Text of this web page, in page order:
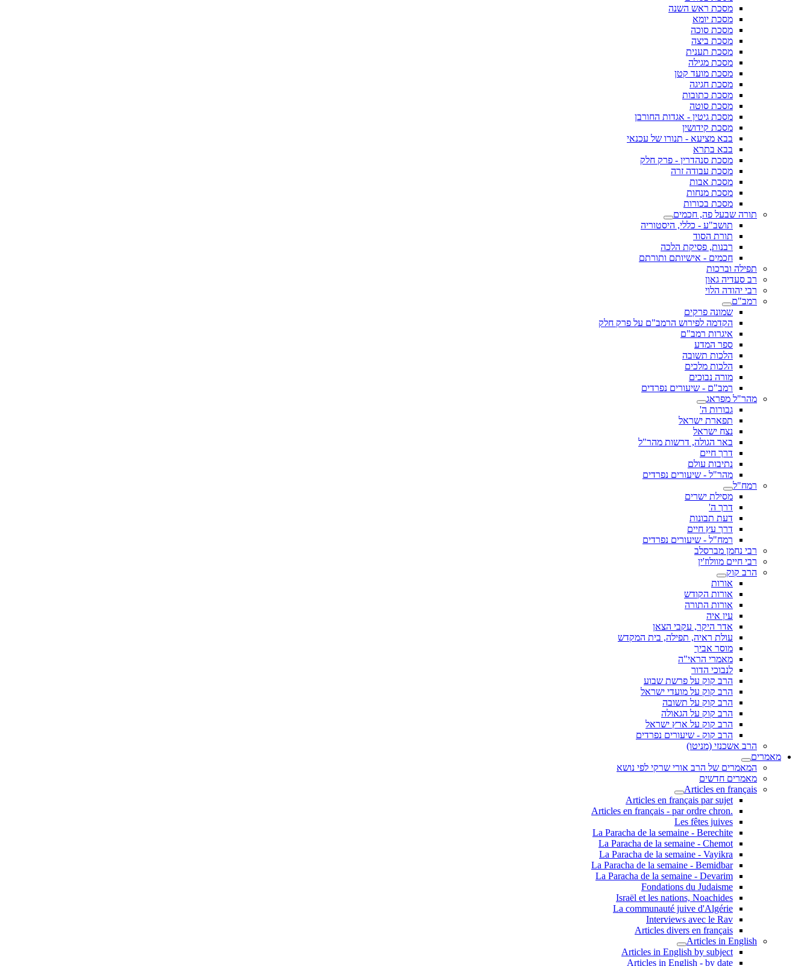
מסכת ראש השנה
מסכת יומא
מסכת סוכה
מסכת ביצה
מסכת תענית
מסכת מגילה
מסכת מועד קטן
מסכת חגיגה
מסכת כתובות
מסכת סוטה
מסכת גיטין - אגדות החורבן
מסכת קידושין
בבא מציעא - תנורו של עכנאי
בבא בתרא
מסכת סנהדרין - פרק חלק
מסכת עבודה זרה
מסכת אבות
מסכת מנחות
מסכת בכורות
תורה שבעל פה, חכמים
תושב"ע - כללי, היסטוריה
תורת הסוד
רבנות, פסיקת הלכה
חכמים - אישיותם ותורתם
תפילה וברכות
רב סעדיה גאון
רבי יהודה הלוי
רמב"ם
שמונה פרקים
הקדמה לפירוש הרמב"ם על פרק חלק
איגרות רמב"ם
ספר המדע
הלכות תשובה
הלכות מלכים
מורה נבוכים
רמב"ם - שיעורים נפרדים
מהר"ל מפראג
גבורות ה'
תפארת ישראל
נצח ישראל
באר הגולה, דרשות מהר"ל
דרך חיים
נתיבות עולם
מהר"ל - שיעורים נפרדים
רמח"ל
מסילת ישרים
דרך ה'
דעת תבונות
דרך עץ חיים
רמח"ל - שיעורים נפרדים
רבי נחמן מברסלב
רבי חיים מוולוז'ין
הרב קוק
אורות
אורות הקודש
אורות התורה
עין איה
אדר היקר, עקבי הצאן
עולת ראיה, תפילה, בית המקדש
מוסר אביך
מאמרי הראי"ה
לנבוכי הדור
הרב קוק על פרשת שבוע
הרב קוק על מועדי ישראל
הרב קוק על תשובה
הרב קוק על הגאולה
הרב קוק על ארץ ישראל
הרב קוק - שיעורים נפרדים
הרב אשכנזי (מניטו)
מאמרים
המאמרים של הרב אורי שרקי לפי נושא
מאמרים חדשים
Articles en français
Articles en français par sujet
.Articles en français - par ordre chron
Les fêtes juives
La Paracha de la semaine - Berechite
La Paracha de la semaine - Chemot
La Paracha de la semaine - Vayikra
La Paracha de la semaine - Bemidbar
La Paracha de la semaine - Devarim
Fondations du Judaisme
Israël et les nations, Noachides
La communauté juive d'Algérie
Interviews avec le Rav
Articles divers en français
Articles in English
Articles in English by subject
Articles in English - by date